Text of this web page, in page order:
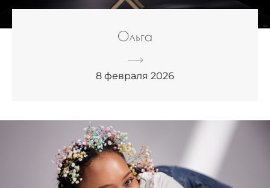
Ольга
8 февраля 2026